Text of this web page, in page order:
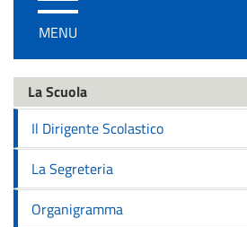
/
disattiva
navigazione
MENU
La Scuola
Il Dirigente Scolastico
La Segreteria
Organigramma